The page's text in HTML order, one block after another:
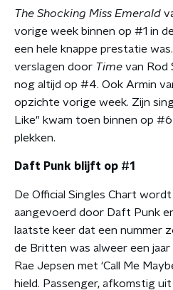
The Shocking Miss Emerald
vorige week binnen op #1 in
een hele knappe prestatie
verslagen door Time van Rod
nog altijd op #4. Ook Armin
opzichte vorige week. Zijn
Like" kwam toen binnen op
plekken.
Daft Punk blijft op #1
De Official Singles Chart
aangevoerd door Daft Punk
laatste keer dat een nummer
de Britten was alweer een jaar
Rae Jepsen met ‘Call Me
hield. Passenger, afkomstig